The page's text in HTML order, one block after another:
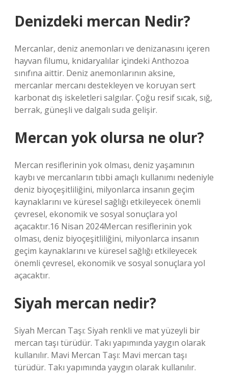
Denizdeki mercan Nedir?
Mercanlar, deniz anemonları ve denizanasını içeren
hayvan filumu, knidaryalılar içindeki Anthozoa
sınıfına aittir. Deniz anemonlarının aksine,
mercanlar mercanı destekleyen ve koruyan sert
karbonat dış iskeletleri salgılar. Çoğu resif sıcak, sığ,
berrak, güneşli ve dalgalı suda gelişir.
Mercan yok olursa ne olur?
Mercan resiflerinin yok olması, deniz yaşamının
kaybı ve mercanların tıbbi amaçlı kullanımı nedeniyle
deniz biyoçeşitliliğini, milyonlarca insanın geçim
kaynaklarını ve küresel sağlığı etkileyecek önemli
çevresel, ekonomik ve sosyal sonuçlara yol
açacaktır.16 Nisan 2024Mercan resiflerinin yok
olması, deniz biyoçeşitliliğini, milyonlarca insanın
geçim kaynaklarını ve küresel sağlığı etkileyecek
önemli çevresel, ekonomik ve sosyal sonuçlara yol
açacaktır.
Siyah mercan nedir?
Siyah Mercan Taşı: Siyah renkli ve mat yüzeyli bir
mercan taşı türüdür. Takı yapımında yaygın olarak
kullanılır. Mavi Mercan Taşı: Mavi mercan taşı
türüdür. Takı yapımında yaygın olarak kullanılır.